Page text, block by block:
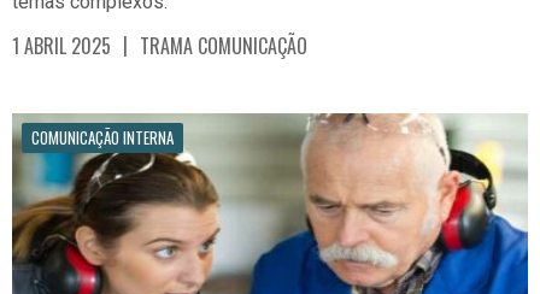
1 ABRIL 2025 | TRAMA COMUNICAÇÃO
COMUNICAÇÃO INTERNA